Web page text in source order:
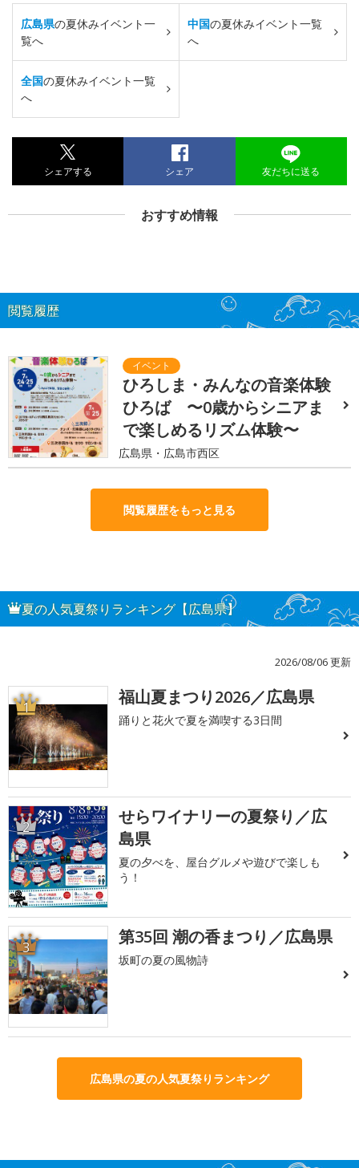
広島県の夏休みイベント一
覧へ
中国の夏休みイベント一覧
へ
全国の夏休みイベント一覧
へ
シェアする シェア 友だちに送る
おすすめ情報
閲覧履歴
ひろしま・みんなの音楽体験
ひろば 〜0歳からシニアま
で楽しめるリズム体験〜
広島県・広島市西区
閲覧履歴をもっと見る
夏の人気夏祭りランキング【広島県】
2026/08/06 更新
1 福山夏まつり2026／広島県
踊りと花火で夏を満喫する3日間
2
せらワイナリーの夏祭り／広
島県
夏の夕べを、屋台グルメや遊びで楽しも
う！
3 第35回 潮の香まつり／広島県
坂町の夏の風物詩
広島県の夏の人気夏祭りランキング